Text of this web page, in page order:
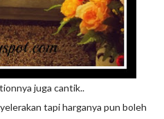
juga cantik..
tapi harganya pun boleh